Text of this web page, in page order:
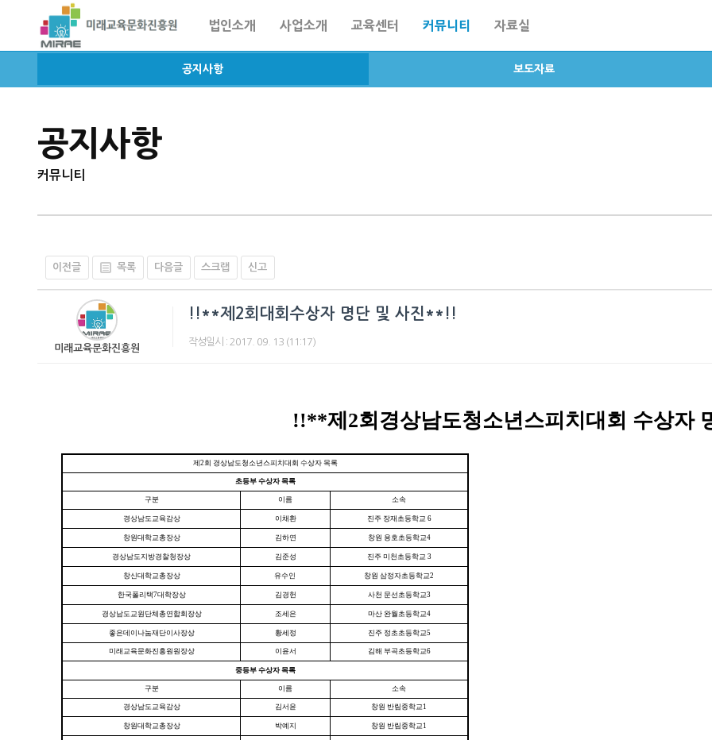
법인소개 사업소개 교육센터 커뮤니티 자료실
공지사항 보도자료
공지사항
커뮤니티
이전글 목록 다음글 스크랩 신고
미래교육문화진흥원
!!**제2회대회수상자 명단 및 사진**!!
작성일시 : 2017. 09. 13 (11:17)
!!**제2회경상남도청소년스피치대회 수상자
제2회 경상남도청소년스피치대회 수상자 목록
초등부 수상자 목록
구분 이름 소속
경상남도교육감상 이채환 진주 장재초등학교 6
창원대학교총장상 김하연 창원 용호초등학교4
경상남도지방경찰청장상 김준성 진주 미천초등학교 3
창신대학교총장상 유수인 창원 삼정자초등학교2
한국폴리택7대학장상 김경헌 사천 문선초등학교3
경상남도교원단체총연합회장상 조세은 마산 완월초등학교4
좋은데이나눔재단이사장상 황세정 진주 정초초등학교5
미래교육문화진흥원원장상 이윤서 김해 부곡초등학교6
중등부 수상자 목록
구분 이름 소속
경상남도교육감상 김서윤 창원 반림중학교1
창원대학교총장상 박예지 창원 반림중학교1